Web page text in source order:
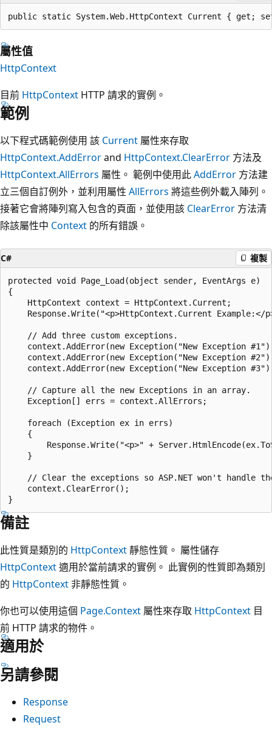
public static System.Web.HttpContext Current { get;
屬性值
HttpContext
目前 HttpContext HTTP 請求的實例。
範例
以下程式碼範例使用 該 Current 屬性來存取
HttpContext.AddErrorand HttpContext.ClearError 方法及
HttpContext.AllErrors 屬性。 範例中使用此AddError 方法建
立三個自訂例外，並利用屬性 AllErrors 將這些例外載入陣列。
接著它會將陣列寫入包含的頁面，並使用該 ClearError 方法清
除該屬性中 Context 的所有錯誤。
C# 複製
protected void Page_Load(object sender, EventArgs e)
{
    HttpContext context = HttpContext.Current;
Response.Write("<p>HttpContext.Current Example:</
    // Add three custom exceptions.
context.AddError(new Exception("New Exception
context.AddError(new Exception("New Exception
context.AddError(new Exception("New Exception
    // Capture all the new Exceptions in an array.
    Exception[] errs = context.AllErrors;
    foreach (Exception ex in errs)
    {
Response.Write("<p>" +
    }
// Clear the exceptions so ASP.NET won't handle
    context.ClearError();
備註
此性質是類別的 HttpContext靜態性質。 屬性儲存
HttpContext適用於當前請求的實例。 此實例的性質即為類別
的 HttpContext 非靜態性質。
你也可以使用這個 Page.Context 屬性來存取 HttpContext 目
前 HTTP 請求的物件。
適用於
另請參閱
Response
Request